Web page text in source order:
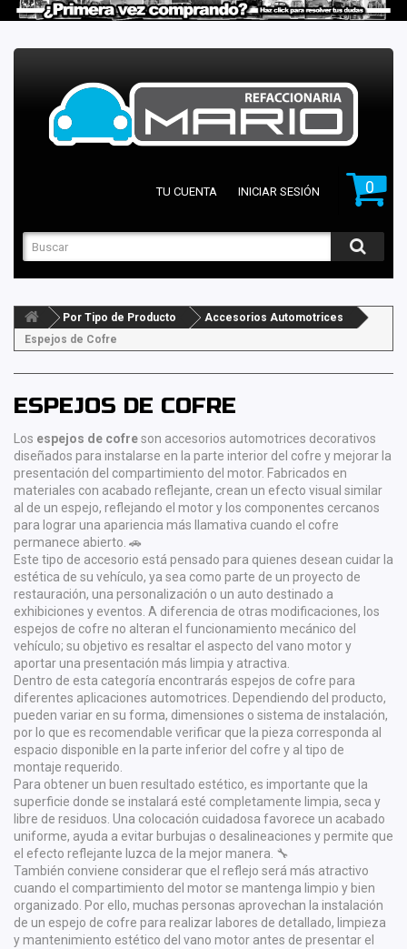
0
TU CUENTA INICIAR SESIÓN
Por Tipo de Producto
Accesorios Automotrices
Espejos de Cofre
ESPEJOS DE COFRE
Los espejos de cofreson accesorios automotrices decorativos
diseñados para instalarse en la parte interior del cofre y mejorar la
presentación del compartimiento del motor. Fabricados en
materiales con acabado reflejante, crean un efecto visual similar
al de un espejo, reflejando el motor y los componentes cercanos
para lograr una apariencia más llamativa cuando el cofre
permanece abierto. 🚗
Este tipo de accesorio está pensado para quienes desean cuidar la
estética de su vehículo, ya sea como parte de un proyecto de
restauración, una personalización o un auto destinado a
exhibiciones y eventos. A diferencia de otras modificaciones, los
espejos de cofre no alteran el funcionamiento mecánico del
vehículo; su objetivo es resaltar el aspecto del vano motor y
aportar una presentación más limpia y atractiva.
Dentro de esta categoría encontrarás espejos de cofre para
diferentes aplicaciones automotrices. Dependiendo del producto,
pueden variar en su forma, dimensiones o sistema de instalación,
por lo que es recomendable verificar que la pieza corresponda al
espacio disponible en la parte inferior del cofre y al tipo de
montaje requerido.
Para obtener un buen resultado estético, es importante que la
superficie donde se instalará esté completamente limpia, seca y
libre de residuos. Una colocación cuidadosa favorece un acabado
uniforme, ayuda a evitar burbujas o desalineaciones y permite que
el efecto reflejante luzca de la mejor manera. 🔧
También conviene considerar que el reflejo será más atractivo
cuando el compartimiento del motor se mantenga limpio y bien
organizado. Por ello, muchas personas aprovechan la instalación
de un espejo de cofre para realizar labores de detallado, limpieza
y mantenimiento estético del vano motor antes de presentar el